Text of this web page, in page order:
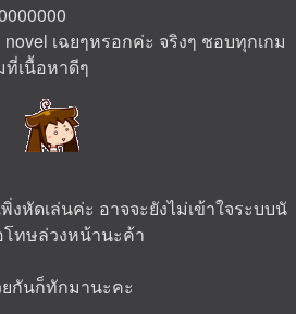
novel เฉยๆหรอกค่ะ จริงๆ ชอบทุกเกม
ที่เนื้อหาดีๆ
งหัดเล่นค่ะ อาจจะยังไม่เข้าใจระบบนั
โทษล่วงหน้านะค้า
ยกันก็ทักมานะคะ